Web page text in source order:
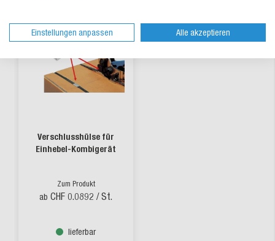
Verschlusshülse für
Einhebel-Kombigerät
Zum Produkt
ab CHF 0.0892 / St.
lieferbar
Einstellungen anpassen Alle akzeptieren